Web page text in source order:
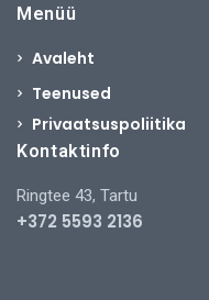
Menüü
Avaleht
Teenused
Privaatsuspoliitika
Kontaktinfo
Ringtee 43, Tartu
+372 5593 2136